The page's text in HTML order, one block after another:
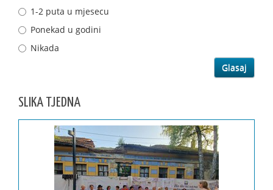
1-2 puta u mjesecu
Ponekad u godini
Nikada
SLIKA TJEDNA